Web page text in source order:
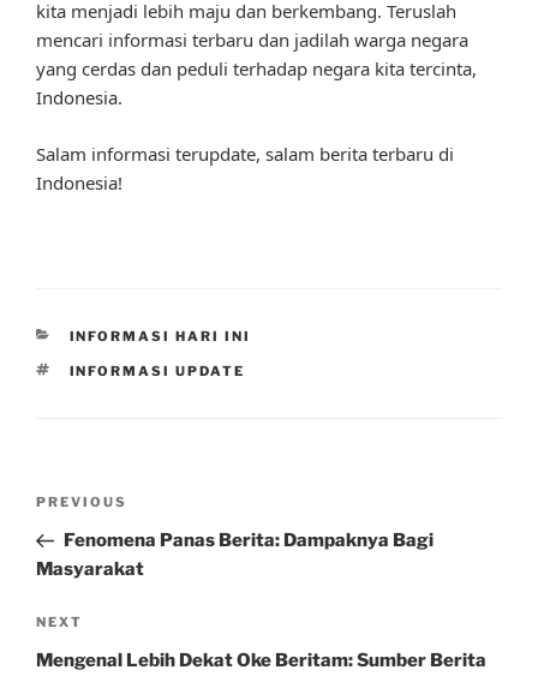
kita menjadi lebih maju dan berkembang. Teruslah
mencari informasi terbaru dan jadilah warga negara
yang cerdas dan peduli terhadap negara kita tercinta,
Indonesia.
Salam informasi terupdate, salam berita terbaru di
Indonesia!
CATEGORIES
INFORMASI HARI INI
TAGS
INFORMASI UPDATE
Previous
Post
PREVIOUS
Fenomena Panas Berita: Dampaknya Bagi
Masyarakat
Next
Post
NEXT
Mengenal Lebih Dekat Oke Beritam: Sumber Berita